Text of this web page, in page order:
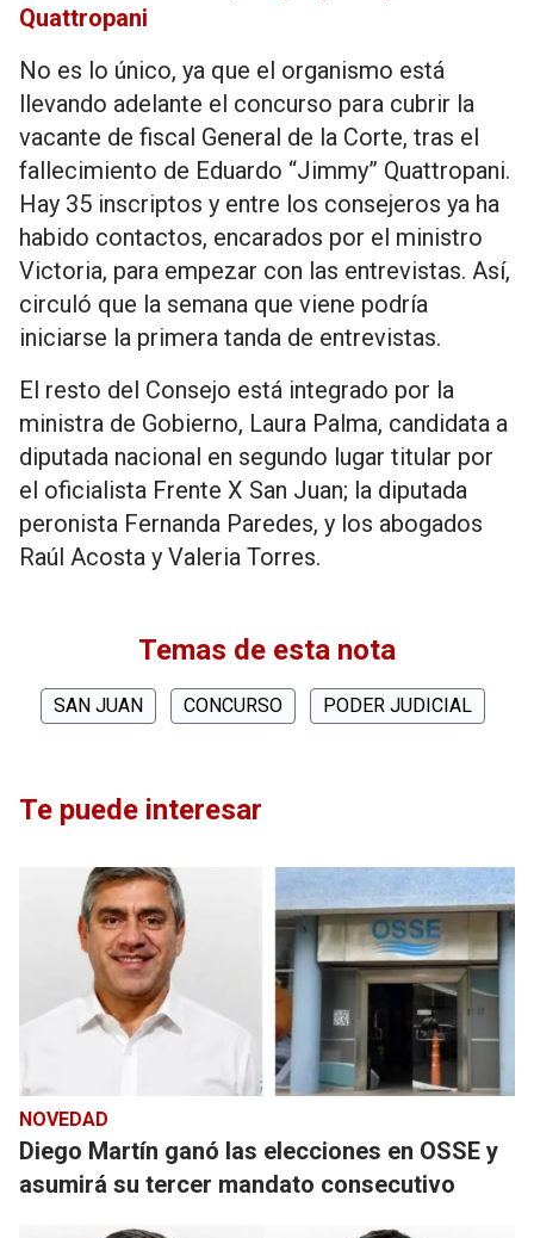
Quattropani
No es lo único, ya que el organismo está
llevando adelante el concurso para cubrir la
vacante de fiscal General de la Corte, tras el
fallecimiento de Eduardo “Jimmy” Quattropani.
Hay 35 inscriptos y entre los consejeros ya ha
habido contactos, encarados por el ministro
Victoria, para empezar con las entrevistas. Así,
circuló que la semana que viene podría
iniciarse la primera tanda de entrevistas.
El resto del Consejo está integrado por la
ministra de Gobierno, Laura Palma, candidata a
diputada nacional en segundo lugar titular por
el oficialista Frente X San Juan; la diputada
peronista Fernanda Paredes, y los abogados
Raúl Acosta y Valeria Torres.
Temas de esta nota
SAN JUAN CONCURSO PODER JUDICIAL
Te puede interesar
NOVEDAD
Diego Martín ganó las elecciones en OSSE y
asumirá su tercer mandato consecutivo